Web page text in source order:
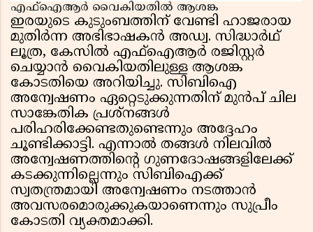
എഫ്ഐആർ വൈകിയതിൽ ആശങ്ക
ഇരയുടെ കുടുംബത്തിന് വേണ്ടി ഹാജരായ
മുതിർന്ന അഭിഭാഷകൻ അഡ്വ. സിദ്ധാർഥ്
ലൂത്ര, കേസിൽ എഫ്ഐആർ രജിസ്റ്റർ
ചെയ്യാൻ വൈകിയതിലുള്ള ആശങ്ക
കോടതിയെ അറിയിച്ചു. സിബിഐ
അന്വേഷണം ഏറ്റെടുക്കുന്നതിന് മുൻപ് ചില
സാങ്കേതിക പ്രശ്നങ്ങൾ
പരിഹരിക്കേണ്ടതുണ്ടെന്നും അദ്ദേഹം
ചൂണ്ടിക്കാട്ടി. എന്നാൽ തങ്ങൾ നിലവിൽ
അന്വേഷണത്തിന്റെ ഗുണദോഷങ്ങളിലേക്ക്
കടക്കുന്നില്ലെന്നും സിബിഐക്ക്
സ്വതന്ത്രമായി അന്വേഷണം നടത്താൻ
അവസരമൊരുക്കുകയാണെന്നും സുപ്രീം
കോടതി വ്യക്തമാക്കി.